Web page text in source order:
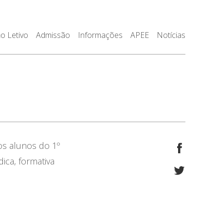
Letivo Admissão Informações APEE Notícias
alunos do 1º
formativa